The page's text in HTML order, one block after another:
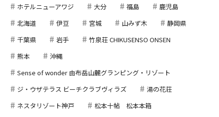
ホテルニューアワジ 大分 福島
鹿児島
北海道
伊豆 宮城 山みず木
静岡県
千葉県
岩手
竹泉荘 CHIKUSENSO ONSEN
熊本
沖縄
Sense of wonder 由布岳山麓グランピング・リゾート
ジ・ウザテラス ビーチクラブヴィラズ
湯の花荘
ネスタリゾート神戸
松本十帖 松本本箱